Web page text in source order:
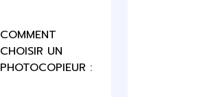
COMMENT
CHOISIR UN
PHOTOCOPIEUR :